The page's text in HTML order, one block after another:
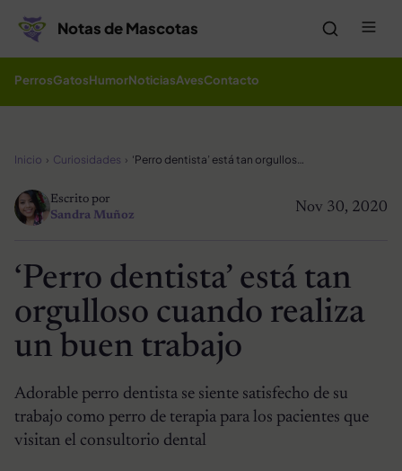
Notas de Mascotas
PerrosGatosHumorNoticiasAvesContacto
Inicio Curiosidades ‘Perro dentista’ está tan orgulloso cuando realiza un buen trabajo
Nov 30, 2020
Escrito por
Sandra Muñoz
‘Perro dentista’ está tan
orgulloso cuando realiza
un buen trabajo
Adorable perro dentista se siente satisfecho de su
trabajo como perro de terapia para los pacientes que
visitan el consultorio dental